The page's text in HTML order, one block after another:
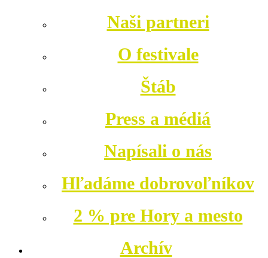
Naši partneri
O festivale
Štáb
Press a médiá
Napísali o nás
Hľadáme dobrovoľníkov
2 % pre Hory a mesto
Archív